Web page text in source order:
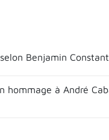
Benjamin
hommage à André